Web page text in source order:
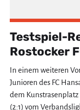
Testspiel-
Rostocker
In einem weiteren
Junioren des FC
dem
(2:1) vom